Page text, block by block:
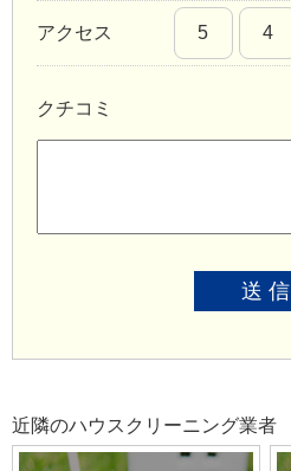
アクセス 5 4
クチコミ
送 信
近隣のハウスクリーニング業者